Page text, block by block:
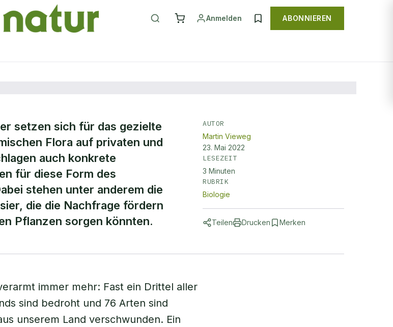
Anmelden ABONNIEREN
mit
setzen sich für das gezielte
Flora auf privaten und
auch konkrete
für diese Form des
stehen unter anderem die
die die Nachfrage fördern
Pflanzen sorgen könnten.
AUTOR
Martin Vieweg
23. Mai 2022
LESEZEIT
3 Minuten
RUBRIK
Biologie
Teilen Drucken Merken
immer mehr: Fast ein Drittel aller
sind bedroht und 76 Arten sind
unserem Land verschwunden. Ein